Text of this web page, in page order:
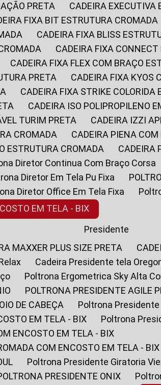
PRETA
CADEIRA
FIXA BIT ESTRUTURA CROMADA
CADEIRA FIXA BLISS
CADEIRA FIXA
CADEIRA FIXA FLEX COM BRAÇO
PRETA
CADEIRA FIXA
CADEIRA FIXA STRIKE
CADEIRA ISO POLIPROPILENO
TURIM PRETA
CADEIRA IZZI
CROMADA
CADEIRA PIENA
ESTRUTURA CROMADA
Diretor Continua Com Braço Corsa
Diretor Em Tela Pu Fixa
Diretor Office Em Tela Fixa
EM TELA - BIX
Presidente
MAXXER PLUS SIZE PRETA
Cadeira Presidente tela
Poltrona Ergometrica Sky Alta
POLTRONA PRESIDENTE AGILE
DE CABEÇA
Poltrona
EM TELA - BIX
Poltrona
ENCOSTO EM TELA - BIX
COM ENCOSTO EM TELA - BIX
Poltrona Presidente Giratoria
POLTRONA PRESIDENTE ONIX